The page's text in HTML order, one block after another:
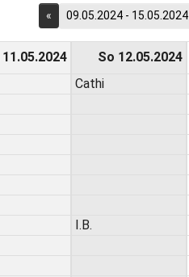
« 09.05.2024 - 15.05.2024
11.05.2024
So 12.05.2024
Cathi
I.B.